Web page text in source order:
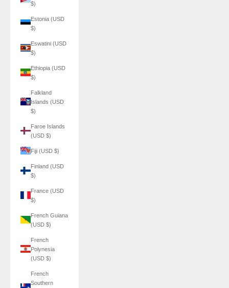
$)
Estonia (USD
$)
Eswatini (USD
$)
Ethiopia (USD
$)
Falkland
Islands (USD
$)
Faroe Islands
(USD $)
Fiji (USD $)
Finland (USD
$)
France (USD
$)
French Guiana
(USD $)
French
Polynesia
(USD $)
French
Southern